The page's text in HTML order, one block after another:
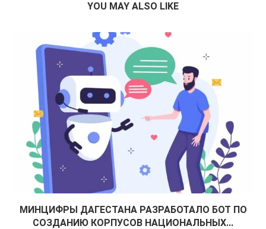
YOU MAY ALSO LIKE
МИНЦИФРЫ ДАГЕСТАНА РАЗРАБОТАЛО БОТ ПО
СОЗДАНИЮ КОРПУСОВ НАЦИОНАЛЬНЫХ...